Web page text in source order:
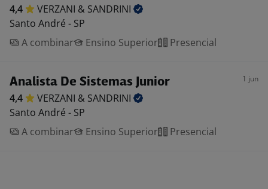
4,4 VERZANI & SANDRINI
Santo André - SP
A combinar
Ensino Superior Presencial
Analista De Sistemas Junior 1 jun
4,4 VERZANI & SANDRINI
Santo André - SP
A combinar
Ensino Superior Presencial